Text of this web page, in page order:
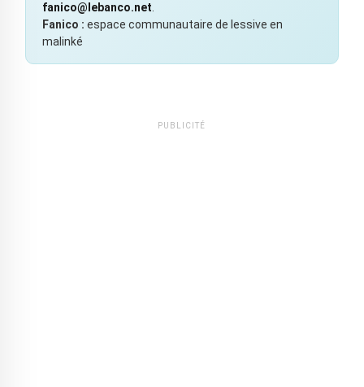
fanico@lebanco.net
Fanico : espace communautaire de lessive en
malinké
PUBLICITÉ